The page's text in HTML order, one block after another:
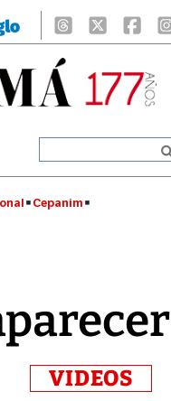
Cepanim
VIDEOS